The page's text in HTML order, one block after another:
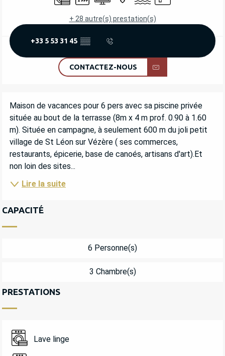
+ 28 autre(s) prestation(s)
+33 5 53 31 45 ▒▒
CONTACTEZ-NOUS
DESCRIPTION
Maison de vacances pour 6 pers avec sa piscine privée
située au bout de la terrasse (8m x 4 m prof. 0.90 à 1.60
m). Située en campagne, à seulement 600 m du joli petit
village de St Léon sur Vézère ( ses commerces,
restaurants, épicerie, base de canoés, artisans d'art).Et
non loin des sites...
Lire la suite
CAPACITÉ
6 Personne(s)
3 Chambre(s)
PRESTATIONS
Lave linge